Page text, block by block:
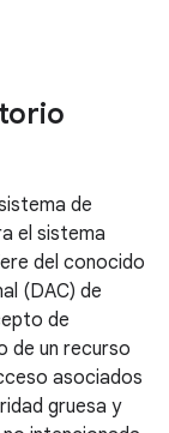
de
el sistema
del conocido
(DAC) de
de
de un recurso
asociados
gruesa y